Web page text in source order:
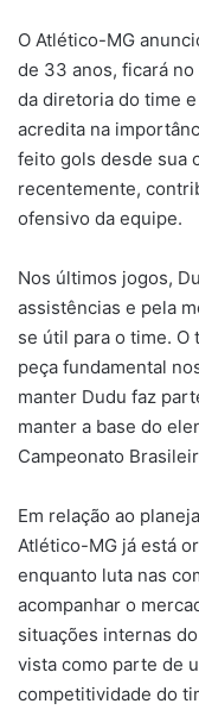
O Atlético-MG
de 33 anos, ficará
da diretoria do time
acredita na
feito gols desde sua
recentemente,
ofensivo da equipe.
Nos últimos jogos,
assistências e pela
se útil para o time. O
peça fundamental
manter Dudu faz
manter a base do
Campeonato
Em relação ao
Atlético-MG já está
enquanto luta nas
acompanhar o
situações internas
vista como parte de
competitividade do